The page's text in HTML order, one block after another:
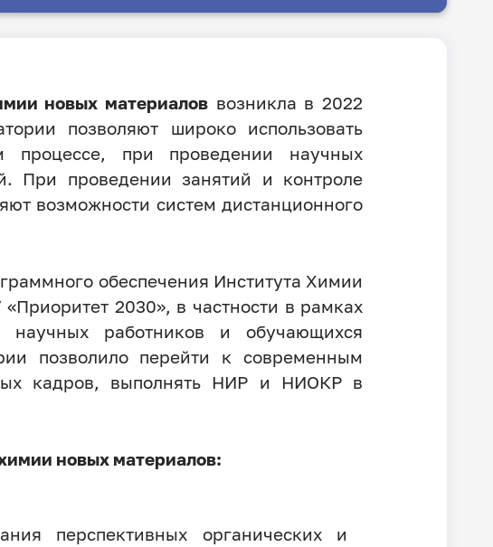
новых материаловвозникла в 2022
позволяют широко использовать
при проведении научных
При проведении занятий и контроле
возможности систем дистанционного
обеспечения Института Химии
2030», в частности в рамках
работников и обучающихся
позволило перейти к современным
кадров, выполнять НИР и НИОКР в
новых материалов:
перспективных органических и